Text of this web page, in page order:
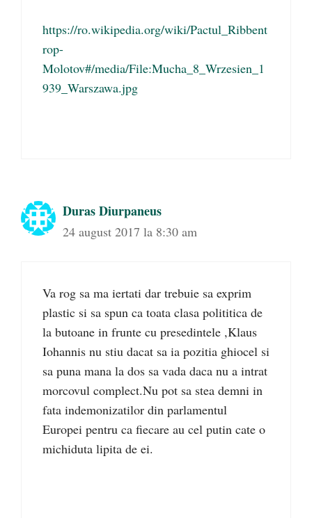
https://ro.wikipedia.org/wiki/Pactul_Ribbent
rop-
Molotov#/media/File:Mucha_8_Wrzesien_1
939_Warszawa.jpg
Duras Diurpaneus
24 august 2017 la 8:30 am
Va rog sa ma iertati dar trebuie sa exprim
plastic si sa spun ca toata clasa polititica de
la butoane in frunte cu presedintele ,Klaus
Iohannis nu stiu dacat sa ia pozitia ghiocel si
sa puna mana la dos sa vada daca nu a intrat
morcovul complect.Nu pot sa stea demni in
fata indemonizatilor din parlamentul
Europei pentru ca fiecare au cel putin cate o
michiduta lipita de ei.